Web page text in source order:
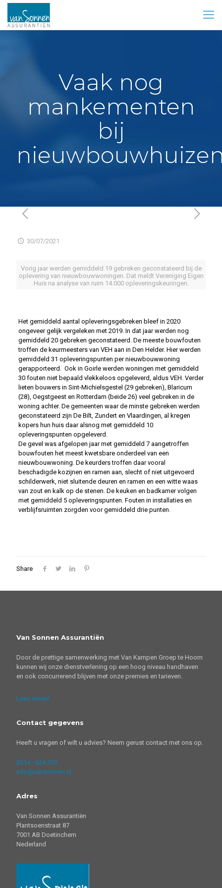
Vaak nog
mankementen
bij
30/07/2021
Vorig jaar werden gemiddeld 19 gebreken geconstateerd bij de
oplevering van nieuwbouwwoningen. Dat meldt Vereniging Eigen
Huis na analyse van ruim 14.000 opleveringskeuringen.
Het gemiddeld aantal opleveringsgebreken bleef in 2020
ongeveer gelijk vergeleken met 2019. In dat jaar werden nog
gemiddeld 20 gebreken geconstateerd. De meeste bouwfouten
troffen de keurmeesters van VEH aan in Den Helder. Hier werden
gemiddeld 31 opleveringspunten per nieuwbouwwoning
gerapporteerd. Ook in Goirle werden woningen met gemiddeld
30 fouten niet bepaald vlekkeloos opgeleverd, aldus VEH. Verder
lieten bouwers in Sint-Michielsgestel (29 gebreken), Blaricum
(28), Oegstgeest en Rotterdam (beide 26) veel gebreken in de
woning achter. De gemeenten waar de minste gebreken werden
geconstateerd zijn De Bilt, Zundert en Vlaardingen, al kregen
kopers hun huis daar alsnog met gemiddeld 10
opleveringspunten opgeleverd.
De gevel was afgelopen jaar met gemiddeld 7 aangetroffen
bouwfouten het meest kwetsbare onderdeel van een
nieuwbouwwoning. De keurders troffen daar vooral
beschadigde kozijnen en ramen aan, slecht of niet uitgevoerd
schilderwerk, niet sluitende deuren en ramen en een witte waas
van zout en kalk op de stenen. De keuken en badkamer volgen
met gemiddeld 5 opleveringspunten. Fouten in installaties en
verblijfsruimten zorgden voor gemiddeld drie punten.
Share
Van Sonnen Assurantiën
Door de prettige samenwerking met Van Kampen Groep te Hoorn
kunnen wij onze dienstverlening op een hoog niveau handhaven
en ook concurrerend blijven met onze premies en tarieven.
Lees verder
Contact gegevens
Heeft u vragen of wilt u advies? Neem gerust contact met ons op.
0314 - 624 133
info@vansonnen.nl
Adres
Van Sonnen Assurantiën
Plantsoenstraat 87
7001 AB Doetinchem
Nederland